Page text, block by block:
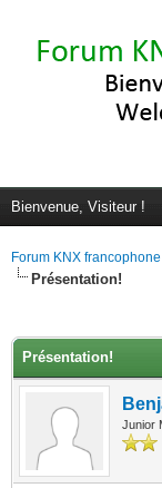
Bienvenue, Visiteur !
Forum KNX
Présentation!
Présentation!
Junior